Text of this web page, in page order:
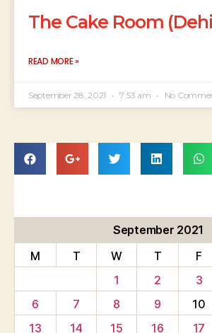
The Cake Room
READ MORE »
September 28, 2021 7:53 am No
September 2021
M
T W T F
1
2 3
6
7 8 9 10
13
14 15 16 17